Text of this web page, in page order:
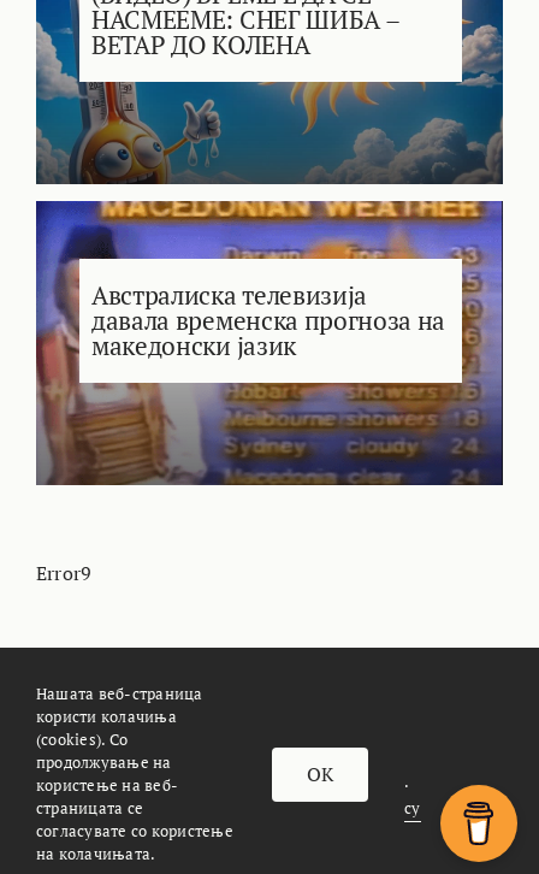
НАСМЕЕМЕ: СНЕГ ШИБА –
ВЕТАР ДО КОЛЕНА
Австралиска телевизија
давала временска прогноза на
македонски јазик
Error9
© METEOALARM. All Rights Reserved.
Made with
Æther Marketing Agency
За Meteoalarm.mk Импресум
Нашата веб-страница
користи колачиња
(cookies). Со
продолжување на
користење на веб-
страницата се
согласувате со користење
на колачињата.
OK